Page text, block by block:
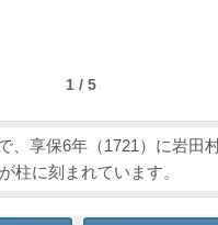
1 / 5
、享保6年（1721）に岩田
柱に刻まれています。